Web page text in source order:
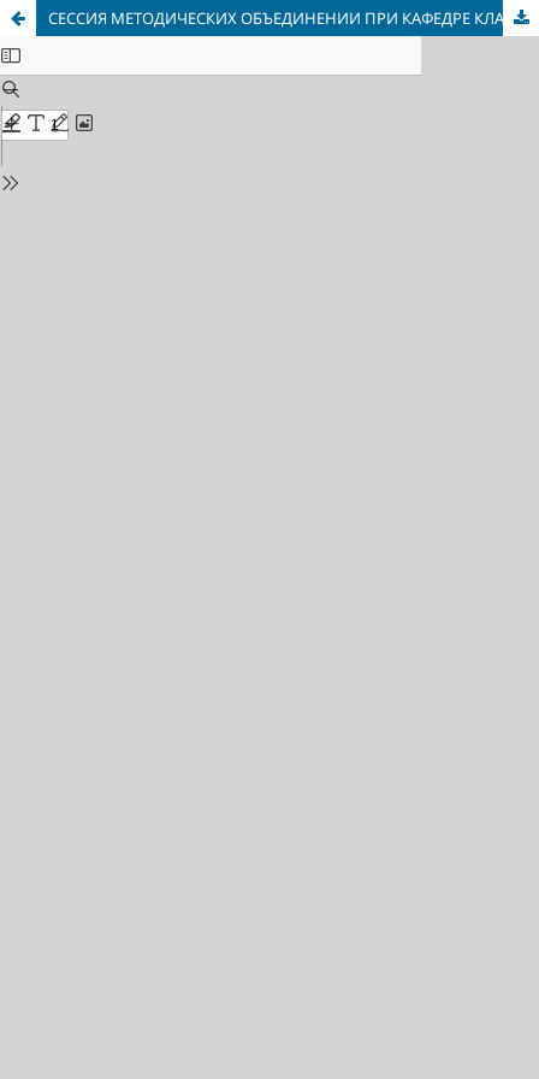
СЕССИЯ МЕТОДИЧЕСКИХ ОБЪЕДИНЕНИИ ПРИ КАФЕДРЕ КЛАССИЧЕСКОЙ ФИЛОЛОГИИ МГУ (Москва)